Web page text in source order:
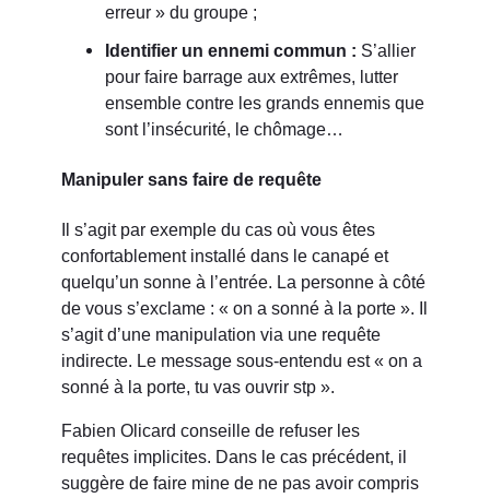
erreur » du groupe ;
Identifier un ennemi commun : S’allier
pour faire barrage aux extrêmes, lutter
ensemble contre les grands ennemis que
sont l’insécurité, le chômage…
Manipuler sans faire de requête
Il s’agit par exemple du cas où vous êtes
confortablement installé dans le canapé et
quelqu’un sonne à l’entrée. La personne à côté
de vous s’exclame : « on a sonné à la porte ». Il
s’agit d’une manipulation via une requête
indirecte. Le message sous-entendu est « on a
sonné à la porte, tu vas ouvrir stp ».
Fabien Olicard conseille de refuser les
requêtes implicites. Dans le cas précédent, il
suggère de faire mine de ne pas avoir compris